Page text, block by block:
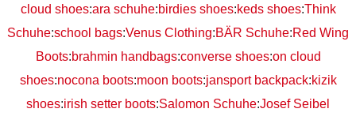
cloud shoes:ara schuhe:birdies shoes:keds shoes:Think
Schuhe:school bags:Venus Clothing:BÄR Schuhe:Red Wing
Boots:brahmin handbags:converse shoes:on cloud
shoes:nocona boots:moon boots:jansport backpack:kizik
shoes:irish setter boots:Salomon Schuhe:Josef Seibel